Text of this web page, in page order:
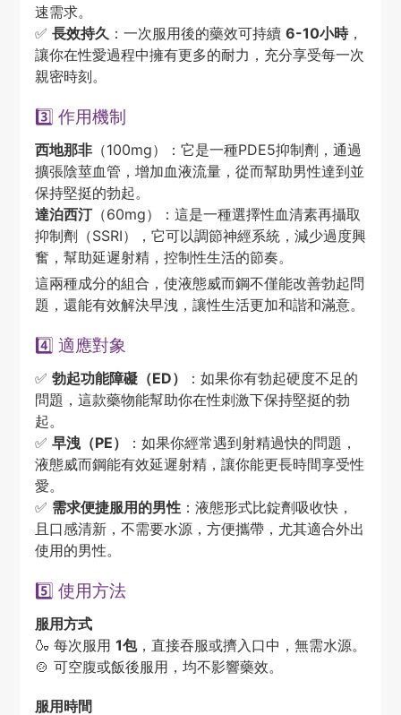
速需求。
✅ 長效持久 ：一次服用後的藥效可持續 6-10小時，
讓你在性愛過程中擁有更多的耐力，充分享受每一次
親密時刻。
3️⃣ 作用機制
西地那非（100mg）：它是一種PDE5抑制劑，通過
擴張陰莖血管，增加血液流量，從而幫助男性達到並
保持堅挺的勃起。
達泊西汀（60mg）：這是一種選擇性血清素再攝取
抑制劑（SSRI），它可以調節神經系統，減少過度興
奮，幫助延遲射精，控制性生活的節奏。
這兩種成分的組合，使液態威而鋼不僅能改善勃起問
題，還能有效解決早洩，讓性生活更加和諧和滿意。
4️⃣ 適應對象
✅ 勃起功能障礙（ED）
：如果你有勃起硬度不足的
問題，這款藥物能幫助你在性刺激下保持堅挺的勃
起。
✅ 早洩（PE）
：如果你經常遇到射精過快的問題，
液態威而鋼能有效延遲射精，讓你能更長時間享受性
愛。
✅ 需求便捷服用的男性：液態形式比錠劑吸收快，
且口感清新，不需要水源，方便攜帶，尤其適合外出
使用的男性。
5️⃣ 使用方法
服用方式
🍶 每次服用 1包，直接吞服或擠入口中，無需水源。
🍲 可空腹或飯後服用，均不影響藥效。
服用時間